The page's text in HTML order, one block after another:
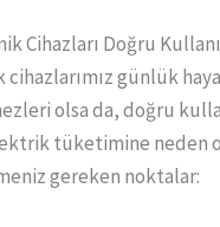
Cihazları Doğru
günlük
olsa da, doğru
tüketimine neden
gereken noktalar: